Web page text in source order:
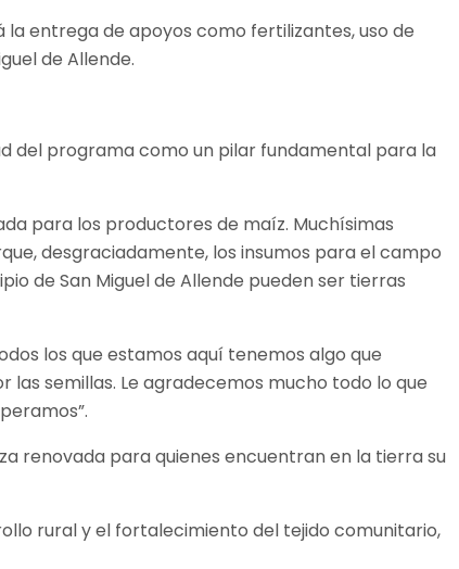
entrega de apoyos como fertilizantes, uso de
de Allende.
del programa como un pilar fundamental para la
para los productores de maíz. Muchísimas
desgraciadamente, los insumos para el campo
de San Miguel de Allende pueden ser tierras
los que estamos aquí tenemos algo que
semillas. Le agradecemos mucho todo lo que
renovada para quienes encuentran en la tierra su
rural y el fortalecimiento del tejido comunitario,